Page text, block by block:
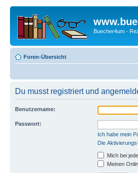
Buecher4um -
Foren-Übersicht
Du musst registriert und
Benutzername:
Passwort:
Ich habe mein
Die
Mich bei
Meinen